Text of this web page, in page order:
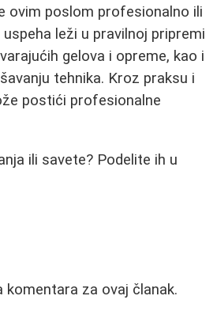
ovim poslom profesionalno ili
leži u pravilnoj pripremi
gelova i opreme, kao i
tehnika. Kroz praksu i
postići profesionalne
ili savete? Podelite ih u
komentara za ovaj članak.